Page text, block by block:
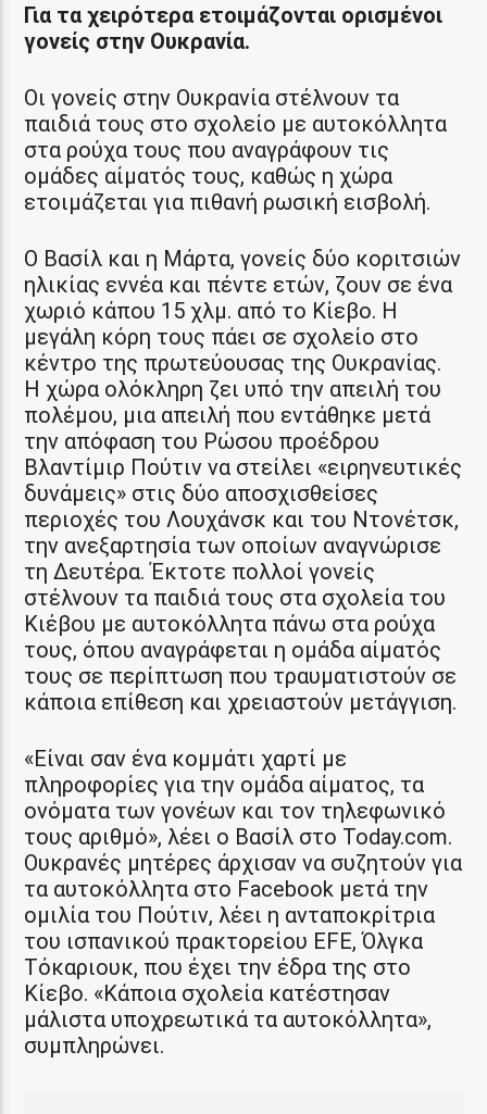
Για τα χειρότερα ετοιμάζονται ορισμένοι
γονείς στην Ουκρανία.
Οι γονείς στην Ουκρανία στέλνουν τα
παιδιά τους στο σχολείο με αυτοκόλλητα
στα ρούχα τους που αναγράφουν τις
ομάδες αίματός τους, καθώς η χώρα
ετοιμάζεται για πιθανή ρωσική εισβολή.
Ο Βασίλ και η Μάρτα, γονείς δύο κοριτσιών
ηλικίας εννέα και πέντε ετών, ζουν σε ένα
χωριό κάπου 15 χλμ. από το Κίεβο. Η
μεγάλη κόρη τους πάει σε σχολείο στο
κέντρο της πρωτεύουσας της Ουκρανίας.
Η χώρα ολόκληρη ζει υπό την απειλή του
πολέμου, μια απειλή που εντάθηκε μετά
την απόφαση του Ρώσου προέδρου
Βλαντίμιρ Πούτιν να στείλει «ειρηνευτικές
δυνάμεις» στις δύο αποσχισθείσες
περιοχές του Λουχάνσκ και του Ντονέτσκ,
την ανεξαρτησία των οποίων αναγνώρισε
τη Δευτέρα. Έκτοτε πολλοί γονείς
στέλνουν τα παιδιά τους στα σχολεία του
Κιέβου με αυτοκόλλητα πάνω στα ρούχα
τους, όπου αναγράφεται η ομάδα αίματός
τους σε περίπτωση που τραυματιστούν σε
κάποια επίθεση και χρειαστούν μετάγγιση.
«Είναι σαν ένα κομμάτι χαρτί με
πληροφορίες για την ομάδα αίματος, τα
ονόματα των γονέων και τον τηλεφωνικό
τους αριθμό», λέει ο Βασίλ στο Today.com.
Ουκρανές μητέρες άρχισαν να συζητούν για
τα αυτοκόλλητα στο Facebook μετά την
ομιλία του Πούτιν, λέει η ανταποκρίτρια
του ισπανικού πρακτορείου EFE, Όλγκα
Τόκαριουκ, που έχει την έδρα της στο
Κίεβο. «Κάποια σχολεία κατέστησαν
μάλιστα υποχρεωτικά τα αυτοκόλλητα»,
συμπληρώνει.